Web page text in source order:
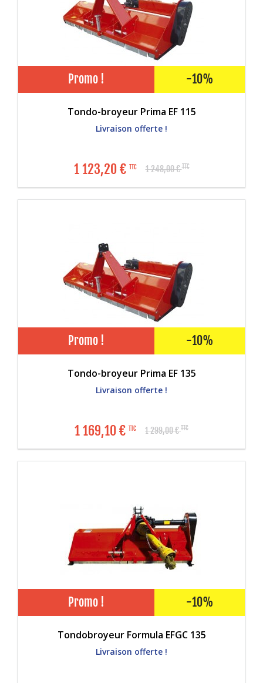
Promo ! -10%
Tondo-broyeur Prima EF 115
1 123,20€ TTC 1 248,00€TTC
Livraison offerte !
Promo ! -10%
Tondo-broyeur Prima EF 135
1 169,10€ TTC 1 299,00€TTC
Livraison offerte !
Promo ! -10%
Tondobroyeur Formula EFGC 135
Livraison offerte !